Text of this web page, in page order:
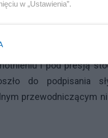
wzięło udział
wraz z grupą
i pod presją
do podpisania
przewodniczącym
w „Ustawienia”.